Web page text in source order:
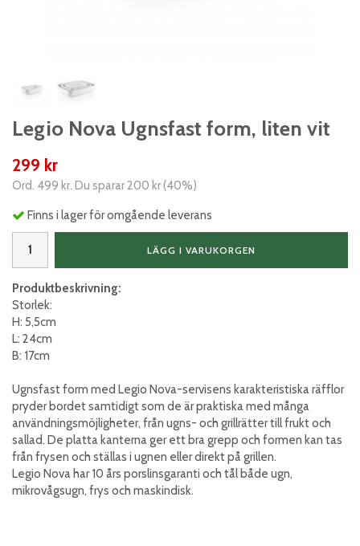
Legio Nova Ugnsfast form, liten vit
299 kr
Ord. 499 kr. Du sparar200 kr(40%)
Finns i lager för omgående leverans
LÄGG I VARUKORGEN
Produktbeskrivning:
Storlek:
H: 5,5cm
L: 24cm
B: 17cm
Ugnsfast form med Legio Nova-servisens karakteristiska räfflor
pryder bordet samtidigt som de är praktiska med många
användningsmöjligheter, från ugns- och grillrätter till frukt och
sallad. De platta kanterna ger ett bra grepp och formen kan tas
från frysen och ställas i ugnen eller direkt på grillen.
Legio Nova har 10 års porslinsgaranti och tål både ugn,
mikrovågsugn, frys och maskindisk.